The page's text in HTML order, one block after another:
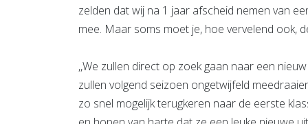
zelden dat wij na 1 jaar afscheid nemen van
mee. Maar soms moet je, hoe vervelend ook,
,,We zullen direct op zoek gaan naar een
zullen volgend seizoen ongetwijfeld
zo snel mogelijk terugkeren naar de eerste